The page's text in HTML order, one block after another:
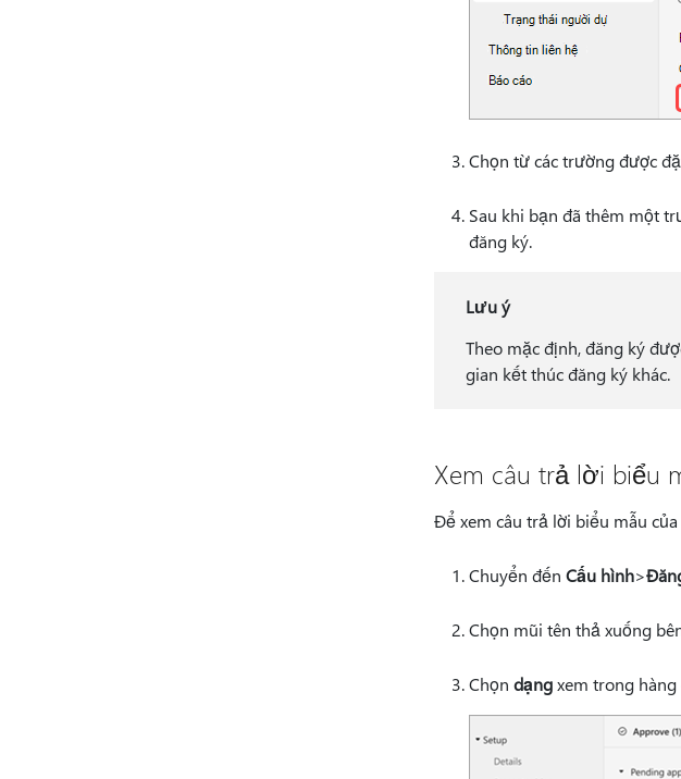
Chọn từ các trường được
Sau khi bạn đã thêm một
đăng ký.
Lưu ý
Theo mặc định, đăng ký
gian kết thúc đăng ký khác.
Xem câu trả lời biểu
Để xem câu trả lời biểu mẫu
Chuyển đến Cấu hình>
Chọn mũi tên thả xuống
Chọn dạngxem trong